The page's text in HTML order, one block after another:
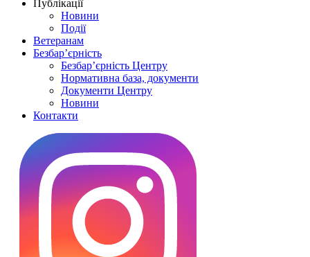
Публікації
Новини
Події
Ветеранам
Безбар’єрність
Безбар’єрність Центру
Нормативна база, документи
Документи Центру
Новини
Контакти